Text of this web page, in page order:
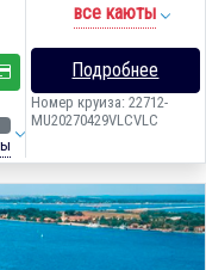
все каюты
Подробнее
Номер круиза: 22712-
MU20270429VLCVLC